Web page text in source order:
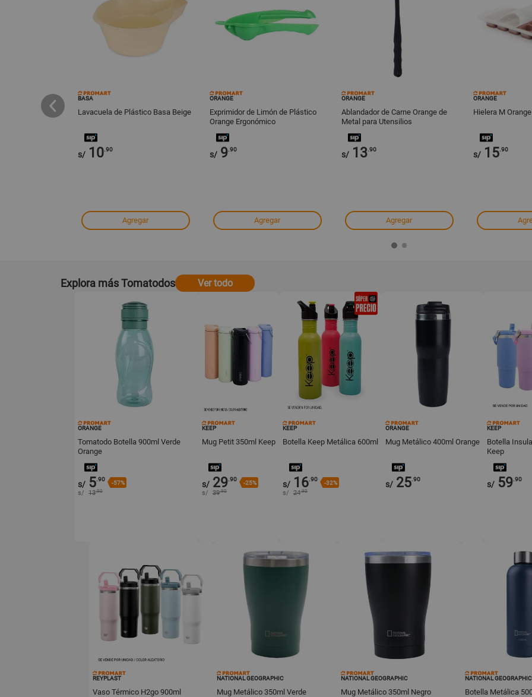
inox 10cm
BASA
Lavacuela de Plástico Basa Beige
s/ 10.90
Agregar
ORANGE
Exprimidor de Limón de Plástico
Orange Ergonómico
s/ 9.90
Agregar
ORANGE
Ablandador de Carne Orange de
Metal para Utensilios
s/ 13.90
Agregar
ORANGE
Hielera M
s/ 15.90
Explora más Tomatodos Ver todo
ORANGE
Tomatodo Botella 900ml Verde
Orange
s/ 5.90
-57%
s/ 13.90
KEEP
Mug Petit 350ml Keep
s/ 29.90
-25%
s/ 39.90
KEEP
Botella Keep Metálica 600ml
s/ 16.90
-32%
s/ 24.90
ORANGE
Mug Metálico 400ml Orange
s/ 25.90
KEEP
Botella
Keep
s/ 59.90
REYPLAST
Vaso Térmico H2go 900ml
NATIONAL GEOGRAPHIC
Mug Metálico 350ml Verde
NATIONAL GEOGRAPHIC
Mug Metálico 350ml Negro
NATIONAL GEOGRAPHIC
Botella Metálica